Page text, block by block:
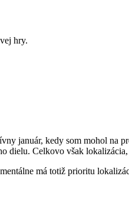
hry.
január, kedy som mohol na
Celkovo však
má totiž prioritu